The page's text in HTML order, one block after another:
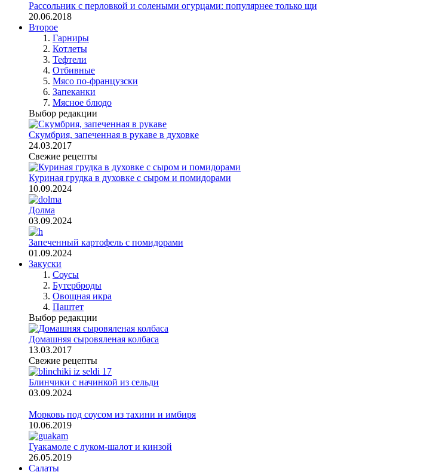
Рассольник с перловкой и солеными огурцами: популярнее только щи
20.06.2018
Второе
Гарниры
Котлеты
Тефтели
Отбивные
Мясо по-французски
Запеканки
Мясное блюдо
Выбор редакции
Скумбрия, запеченная в рукаве в духовке
24.03.2017
Свежие рецепты
Куриная грудка в духовке с сыром и помидорами
10.09.2024
Долма
03.09.2024
Запеченный картофель с помидорами
01.09.2024
Закуски
Соусы
Бутерброды
Овощная икра
Паштет
Выбор редакции
Домашняя сыровяленая колбаса
13.03.2017
Свежие рецепты
Блинчики с начинкой из сельди
03.09.2024
Морковь под соусом из тахини и имбиря
10.06.2019
Гуакамоле с луком-шалот и кинзой
26.05.2019
Салаты